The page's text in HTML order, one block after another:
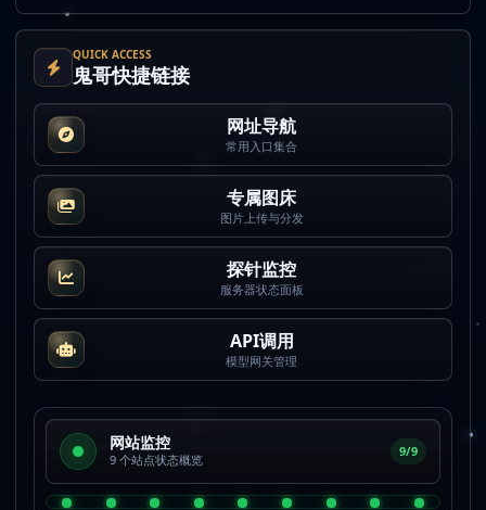
QUICK ACCESS
鬼哥快捷链接
网址导航
常用入口集合
专属图床
图片上传与分发
探针监控
服务器状态面板
API调用
模型网关管理
网站监控
9 个站点状态概览
9/9